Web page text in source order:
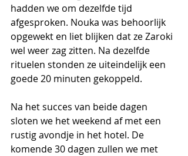
hadden we om dezelfde tijd
afgesproken. Nouka was behoorlijk
opgewekt en liet blijken dat ze Zaroki
wel weer zag zitten. Na dezelfde
rituelen stonden ze uiteindelijk een
goede 20 minuten gekoppeld.
Na het succes van beide dagen
sloten we het weekend af met een
rustig avondje in het hotel. De
komende 30 dagen zullen we met